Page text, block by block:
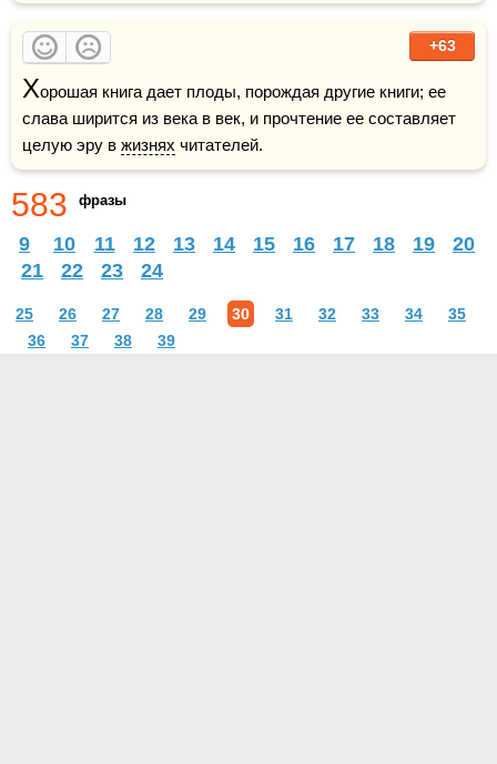
+63
Хорошая книга дает плоды, порождая другие книги; ее
слава ширится из века в век, и прочтение ее составляет
целую эру в жизнях читателей.
583 фразы
9 10 11 12 13 14 15 16 17 18 19
20
21
22 23 24
25 26 27 28 29 30 31 32 33 34
35
36
37 38 39